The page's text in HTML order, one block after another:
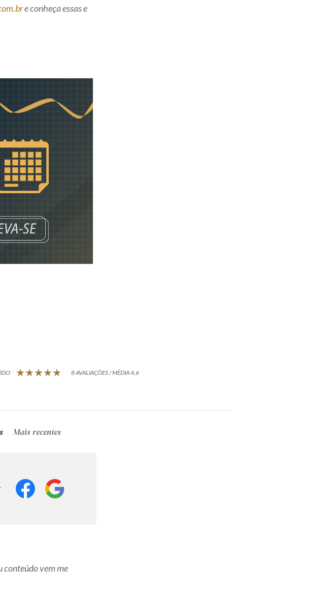
e conheça essas e
8 AVALIAÇÕES / MÉDIA 4,6
Mais recentes
conteúdo vem me